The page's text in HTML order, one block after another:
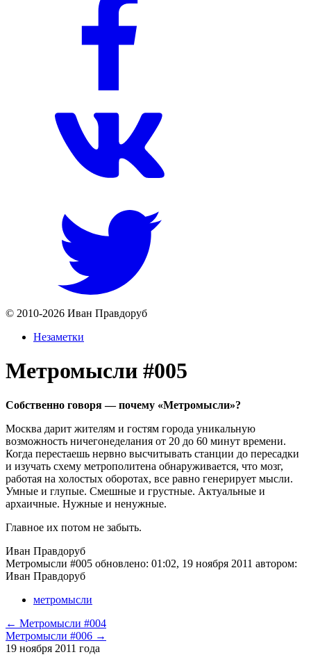
© 2010-2026 Иван Правдоруб
Незаметки
Метромысли #005
Собственно говоря — почему «Метромысли»?
Москва дарит жителям и гостям города уникальную
возможность ничегонеделания от 20 до 60 минут времени.
Когда перестаешь нервно высчитывать станции до пересадки
и изучать схему метрополитена обнаруживается, что мозг,
работая на холостых оборотах, все равно генерирует мысли.
Умные и глупые. Смешные и грустные. Актуальные и
архаичные. Нужные и ненужные.
Главное их потом не забыть.
Иван Правдоруб
Метромысли #005 обновлено: 01:02, 19 ноября 2011 автором:
Иван Правдоруб
метромысли
← Метромысли #004
Метромысли #006 →
19 ноября 2011 года